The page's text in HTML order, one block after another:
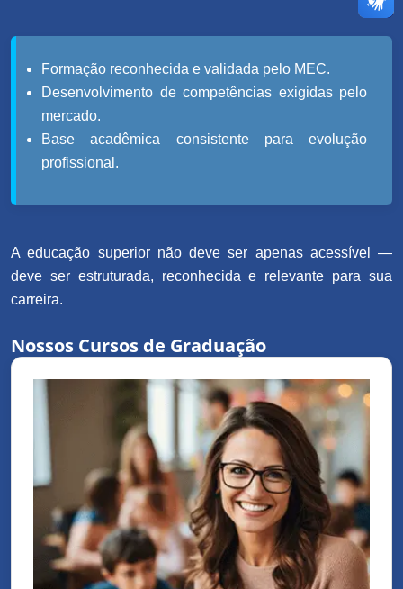
Formação reconhecida e validada pelo MEC.
Desenvolvimento de competências exigidas pelo
mercado.
Base acadêmica consistente para evolução
profissional.
A educação superior não deve ser apenas acessível —
deve ser estruturada, reconhecida e relevante para sua
carreira.
Nossos Cursos de Graduação